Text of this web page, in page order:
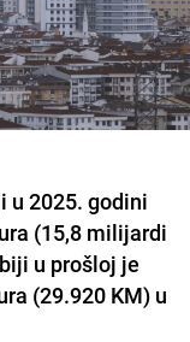
u 2025. godini
(15,8 milijardi
u prošloj je
(29.920 KM) u